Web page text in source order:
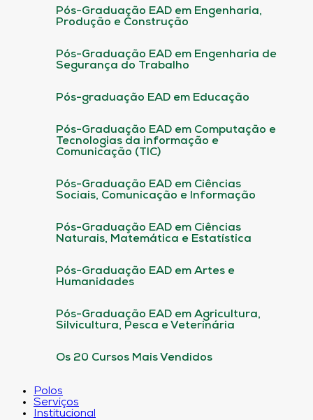
Pós-Graduação EAD em Engenharia,
Produção e Construção
Pós-Graduação EAD em Engenharia de
Segurança do Trabalho
Pós-graduação EAD em Educação
Pós-Graduação EAD em Computação e
Tecnologias da informação e
Comunicação (TIC)
Pós-Graduação EAD em Ciências
Sociais, Comunicação e Informação
Pós-Graduação EAD em Ciências
Naturais, Matemática e Estatística
Pós-Graduação EAD em Artes e
Humanidades
Pós-Graduação EAD em Agricultura,
Silvicultura, Pesca e Veterinária
Os 20 Cursos Mais Vendidos
Polos
Serviços
Institucional